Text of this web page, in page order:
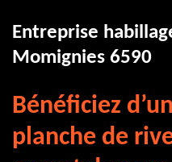
Entreprise
Momignies 6590
Bénéficiez
planche de